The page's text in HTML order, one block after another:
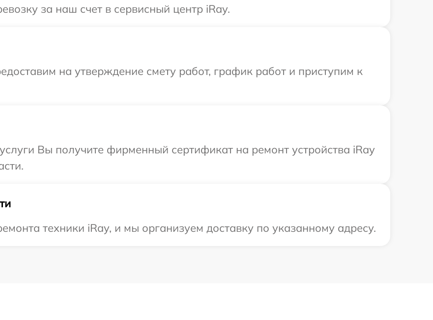
за наш счет в сервисный центр iRay.
на утверждение смету работ, график работ и приступим к
Вы получите фирменный сертификат на ремонт устройства iRay
техники iRay, и мы организуем доставку по указанному адресу.